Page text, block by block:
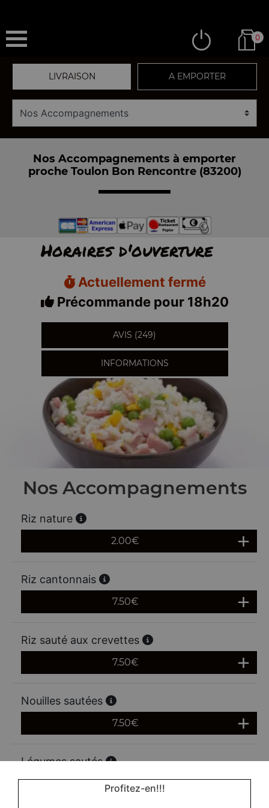
0
LIVRAISON A EMPORTER
Nos Accompagnements à emporter
proche Toulon Bon Rencontre (83200)
Horaires d'ouverture
Actuellement fermé
Précommande pour 18h20
AVIS (249)
INFORMATIONS
Nos Accompagnements
Riz nature
2.00€
Riz cantonnais
7.50€
Riz sauté aux crevettes
7.50€
Nouilles sautées
7.50€
Légumes sautés
Actuellement non disponible
Profitez-en!!!